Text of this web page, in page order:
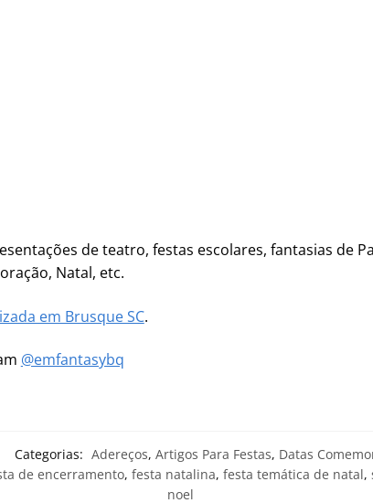
de teatro, festas escolares, fantasias de
Natal, etc.
em Brusque SC.
@emfantasybq
Categorias: Adereços, Artigos Para Festas, Datas
de encerramento, festa natalina, festa temática de natal,
noel